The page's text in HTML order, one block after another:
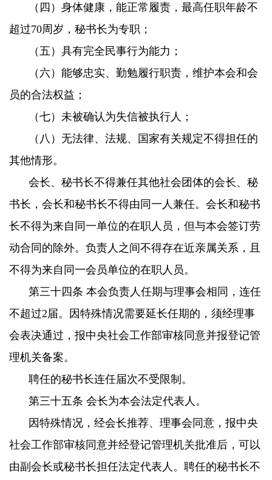
（四）身体健康，能正常履责，最高任职年龄不
超过70周岁，秘书长为专职；
（五）具有完全民事行为能力；
（六）能够忠实、勤勉履行职责，维护本会和会
员的合法权益；
（七）未被确认为失信被执行人；
（八）无法律、法规、国家有关规定不得担任的
其他情形。
会长、秘书长不得兼任其他社会团体的会长、秘
书长，会长和秘书长不得由同一人兼任。会长和秘书
长不得为来自同一单位的在职人员，但与本会签订劳
动合同的除外。负责人之间不得存在近亲属关系，且
不得为来自同一会员单位的在职人员。
第三十四条 本会负责人任期与理事会相同，连任
不超过2届。因特殊情况需要延长任期的，须经理事
会表决通过，报中央社会工作部审核同意并报登记管
理机关备案。
聘任的秘书长连任届次不受限制。
第三十五条 会长为本会法定代表人。
因特殊情况，经会长推荐、理事会同意，报中央
社会工作部审核同意并经登记管理机关批准后，可以
由副会长或秘书长担任法定代表人。聘任的秘书长不